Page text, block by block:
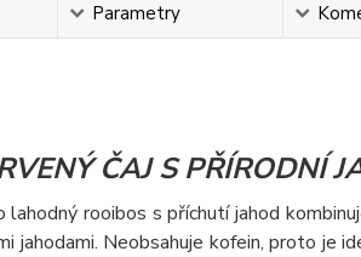
Parametry
ČAJ S PŘÍRODNÍ
rooibos s příchutí jahod
jahodami. Neobsahuje kofein, proto je